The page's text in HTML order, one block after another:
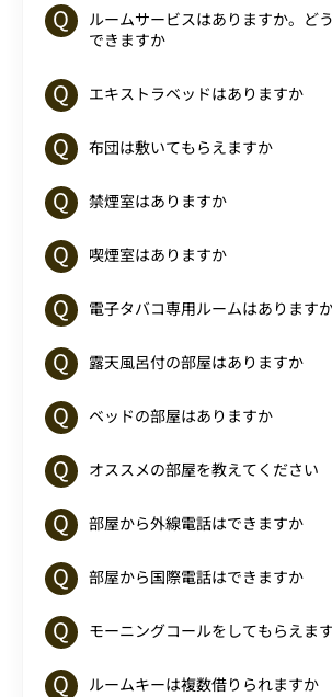
ルームサービスはありますか。ど
できますか
エキストラベッドはありますか
布団は敷いてもらえますか
禁煙室はありますか
喫煙室はありますか
電子タバコ専用ルームはあります
露天風呂付の部屋はありますか
ベッドの部屋はありますか
オススメの部屋を教えてください
部屋から外線電話はできますか
部屋から国際電話はできますか
モーニングコールをしてもらえま
ルームキーは複数借りられますか